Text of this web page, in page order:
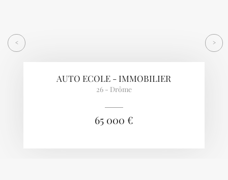
AUTO ECOLE - IMMOBILIER
26 - Drôme
65 000 €
< >